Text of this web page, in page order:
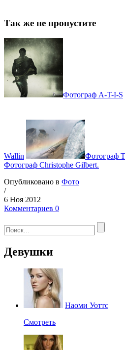
Так же не пропустите
Фотограф A-T-I-S
Wallin Фотограф
Фотограф Christophe Gilbert.
Опубликовано в Фото
/
6 Ноя 2012
Комментариев 0
Девушки
Наоми Уоттс
Смотреть